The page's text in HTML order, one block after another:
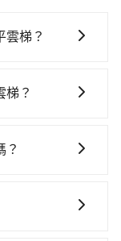
雲梯？
末班車
鐵站，叫一輛
中站前往雲林
梯？
最重要的是你
收$3.2，從台中
？
照里程跳錶計